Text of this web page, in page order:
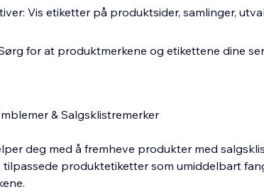
Vis etiketter på produktsider, samlinger,
for at produktmerkene og etikettene dine
& Salgsklistremerker
deg med å fremheve produkter med
produktetiketter som umiddelbart